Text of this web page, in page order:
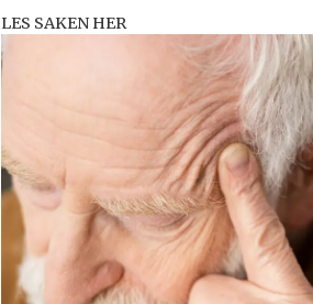
LES SAKEN HER